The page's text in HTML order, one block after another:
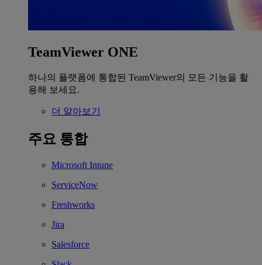
TeamViewer ONE
하나의 플랫폼에 통합된 TeamViewer의 모든 기능을 활
용해 보세요.
더 알아보기
주요 통합
Microsoft Intune
ServiceNow
Freshworks
Jira
Salesforce